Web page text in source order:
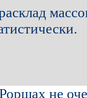
не